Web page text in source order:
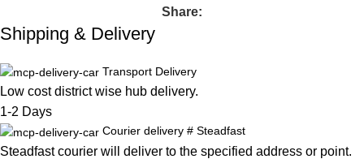
Share:
Shipping & Delivery
Transport Delivery
Low cost district wise hub delivery.
1-2 Days
Courier delivery # Steadfast
Steadfastcourier will deliver to the specified address or point.